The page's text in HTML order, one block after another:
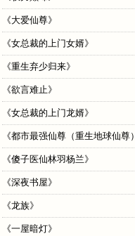
《大爱仙尊》
《女总裁的上门女婿》
《重生弃少归来》
《欲言难止》
《女总裁的上门龙婿》
《都市最强仙尊（重生地球仙尊）
《傻子医仙林羽杨兰》
《深夜书屋》
《龙族》
《一屋暗灯》